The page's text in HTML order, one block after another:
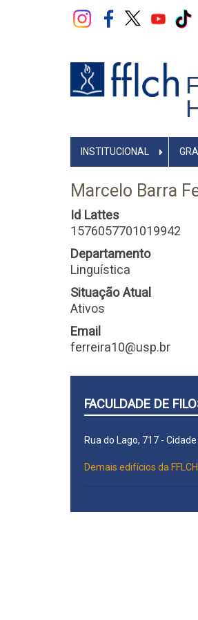
NAVEGADOR
PRINCIPAL
INSTITUCIONAL
Marcelo Barra
Id Lattes
1576057701019942
Departamento
Linguística
Situação Atual
Ativos
Email
ferreira10@usp.br
FACULDADE DE
Rua do Lago, 717 -
Demais edifícios da FFLCH